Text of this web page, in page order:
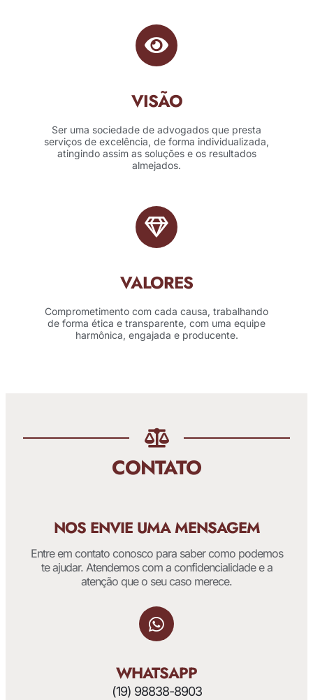
VISÃO
Ser uma sociedade de advogados que presta
serviços de excelência, de forma individualizada,
atingindo assim as soluções e os resultados
almejados.
VALORES
Comprometimento com cada causa, trabalhando
de forma ética e transparente, com uma equipe
harmônica, engajada e producente.
CONTATO
NOS ENVIE UMA MENSAGEM
Entre em contato conosco para saber como podemos
te ajudar. Atendemos com a confidencialidade e a
atenção que o seu caso merece.
WHATSAPP
(19) 98838-8903